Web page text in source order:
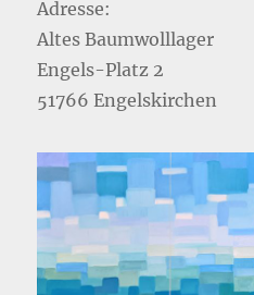
Adresse:
Altes Baumwolllager
Engels-Platz 2
51766 Engelskirchen